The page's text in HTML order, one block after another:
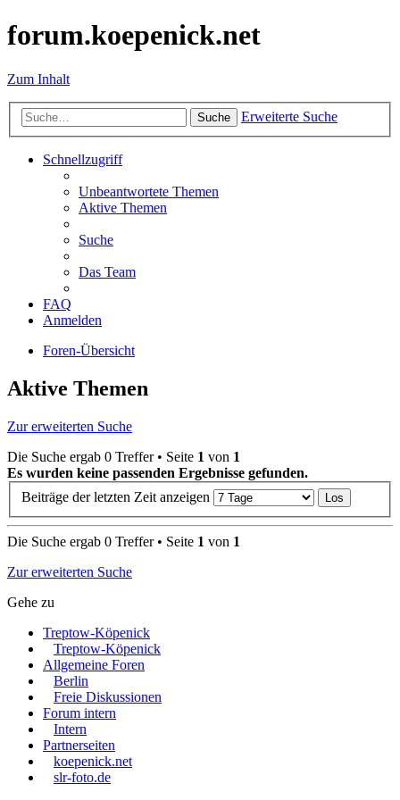
forum.koepenick.net
Zum Inhalt
Suche Erweiterte Suche
Schnellzugriff
Unbeantwortete Themen
Aktive Themen
Suche
Das Team
FAQ
Anmelden
Foren-Übersicht
Aktive Themen
Zur erweiterten Suche
Die Suche ergab 0 Treffer • Seite 1 von 1
Es wurden keine passenden Ergebnisse gefunden.
Beiträge der letzten Zeit anzeigen
Die Suche ergab 0 Treffer • Seite 1 von 1
Zur erweiterten Suche
Gehe zu
Treptow-Köpenick
Treptow-Köpenick
Allgemeine Foren
Berlin
Freie Diskussionen
Forum intern
Intern
Partnerseiten
koepenick.net
slr-foto.de